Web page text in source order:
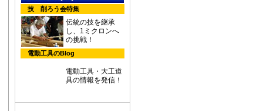
技 削ろう会特集
伝統の技を継承
し、1ミクロンへ
の挑戦！
電動工具のBlog
電動工具・大工道
具の情報を発信！